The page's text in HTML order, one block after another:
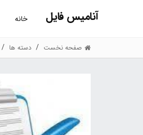
آنامیس فایل خانه
صفحه نخست دسته ها